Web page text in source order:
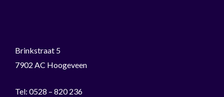
Brinkstraat 5
7902 AC Hoogeveen
Tel: 0528 – 820 236